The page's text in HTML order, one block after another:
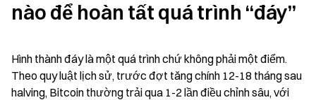
nào để hoàn tất quá trình “đáy”
Hình thành đáy là một quá trình chứ không phải một điểm.
Theo quy luật lịch sử, trước đợt tăng chính 12-18 tháng sau
halving, Bitcoin thường trải qua 1-2 lần điều chỉnh sâu, với